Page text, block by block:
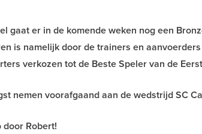
gaat er in de komende weken nog een
is namelijk door de trainers en
verkozen tot de Beste Speler van de
nemen voorafgaand aan de wedstrijd SC
Robert!